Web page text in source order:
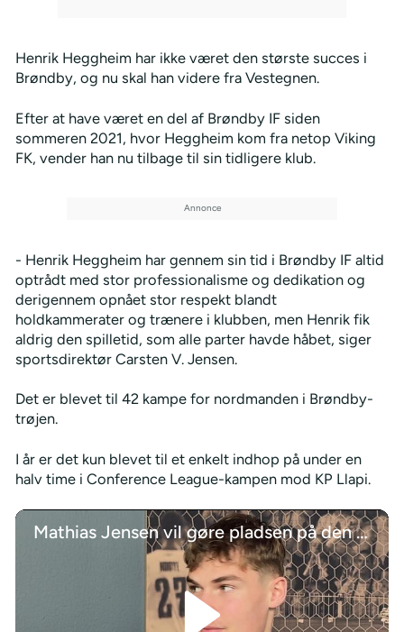
Henrik Heggheim har ikke været den største succes i
Brøndby, og nu skal han videre fra Vestegnen.
Efter at have været en del af Brøndby IF siden
sommeren 2021, hvor Heggheim kom fra netop Viking
FK, vender han nu tilbage til sin tidligere klub.
- Henrik Heggheim har gennem sin tid i Brøndby IF altid
optrådt med stor professionalisme og dedikation og
derigennem opnået stor respekt blandt
holdkammerater og trænere i klubben, men Henrik fik
aldrig den spilletid, som alle parter havde håbet, siger
sportsdirektør Carsten V. Jensen.
Det er blevet til 42 kampe for nordmanden i Brøndby-
trøjen.
I år er det kun blevet til et enkelt indhop på under en
halv time i Conference League-kampen mod KP Llapi.
Mathias Jensen vil gøre pladsen på den centrale midtbane i Brøndby IF til sin egen